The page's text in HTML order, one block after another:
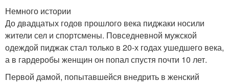
Немного истории
До двадцатых годов прошлого века пиджаки носили
жители сел и спортсмены. Повседневной мужской
одеждой пиджак стал только в 20-х годах ушедшего века,
а в гардеробы женщин он попал спустя почти 10 лет.
Первой дамой, попытавшейся внедрить в женский